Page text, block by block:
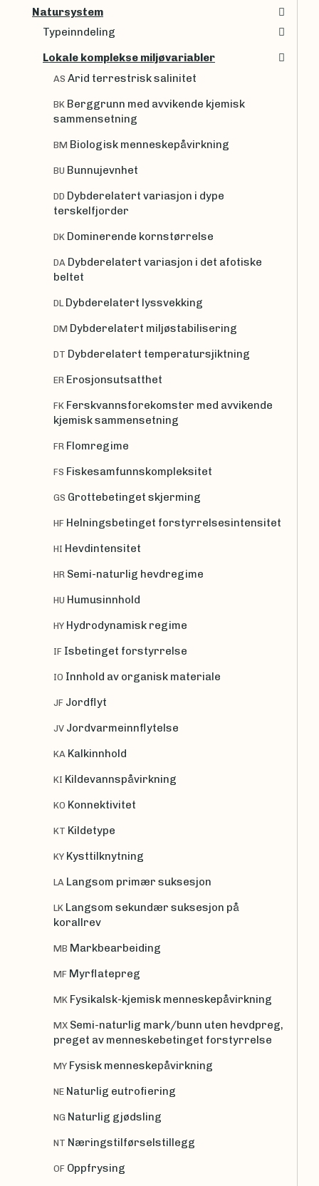
Natursystem
Typeinndeling
Lokale komplekse miljøvariabler
AS Arid terrestrisk salinitet
BK Berggrunn med avvikende kjemisk
sammensetning
BM Biologisk menneskepåvirkning
BU Bunnujevnhet
DD Dybderelatert variasjon i dype
terskelfjorder
DK Dominerende kornstørrelse
DA Dybderelatert variasjon i det afotiske
beltet
DL Dybderelatert lyssvekking
DM Dybderelatert miljøstabilisering
DT Dybderelatert temperatursjiktning
ER Erosjonsutsatthet
FK Ferskvannsforekomster med avvikende
kjemisk sammensetning
FR Flomregime
FS Fiskesamfunnskompleksitet
GS Grottebetinget skjerming
HF Helningsbetinget forstyrrelsesintensitet
HI Hevdintensitet
HR Semi-naturlig hevdregime
HU Humusinnhold
HY Hydrodynamisk regime
IF Isbetinget forstyrrelse
IO Innhold av organisk materiale
JF Jordflyt
JV Jordvarmeinnflytelse
KA Kalkinnhold
KI Kildevannspåvirkning
KO Konnektivitet
KT Kildetype
KY Kysttilknytning
LA Langsom primær suksesjon
LK Langsom sekundær suksesjon på
korallrev
MB Markbearbeiding
MF Myrflatepreg
MK Fysikalsk-kjemisk menneskepåvirkning
MX Semi-naturlig mark/bunn uten hevdpreg,
preget av menneskebetinget forstyrrelse
MY Fysisk menneskepåvirkning
NE Naturlig eutrofiering
NG Naturlig gjødsling
NT Næringstilførselstillegg
OF Oppfrysing